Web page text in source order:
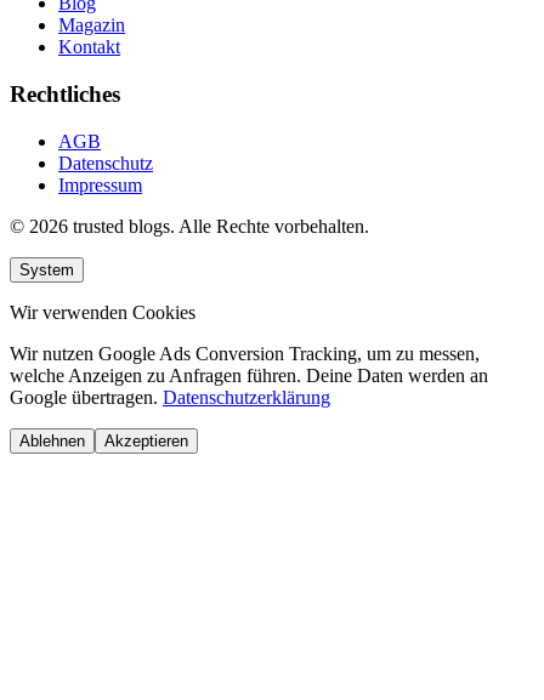
Magazin
Kontakt
Rechtliches
AGB
Datenschutz
Impressum
© 2026 trusted blogs. Alle Rechte vorbehalten.
System
Wir verwenden Cookies
Wir nutzen Google Ads Conversion Tracking, um zu messen,
welche Anzeigen zu Anfragen führen. Deine Daten werden an
Google übertragen. Datenschutzerklärung
Ablehnen Akzeptieren